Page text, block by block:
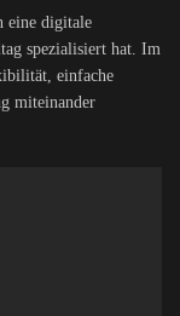
eine digitale
spezialisiert hat. Im
einfache
miteinander